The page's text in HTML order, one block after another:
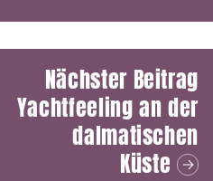
Nächster Beitrag
Yachtfeeling an der
dalmatischen
Küste